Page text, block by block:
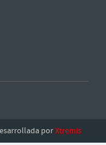
porXtremis